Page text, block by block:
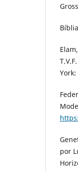
York:
por